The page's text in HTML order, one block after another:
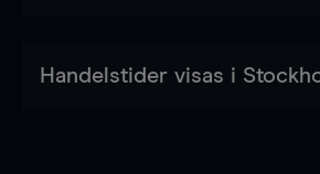
Handelstider visas i